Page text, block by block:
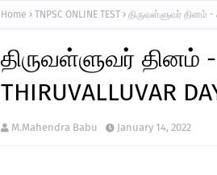
Home TNPSC ONLINE TEST திருவள்ளுவர் தினம் -
திருவள்ளுவர் தினம்
THIRUVALLUVAR
M.Mahendra Babu January 14, 2022